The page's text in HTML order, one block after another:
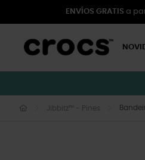
ENVÍOS GRATIS a
Jibbitz™ - Pines